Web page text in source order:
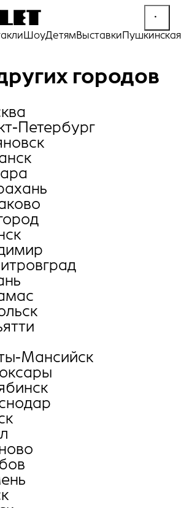
ШоуДетямВыставкиПушкинская
городов
Петербург
Мансийск